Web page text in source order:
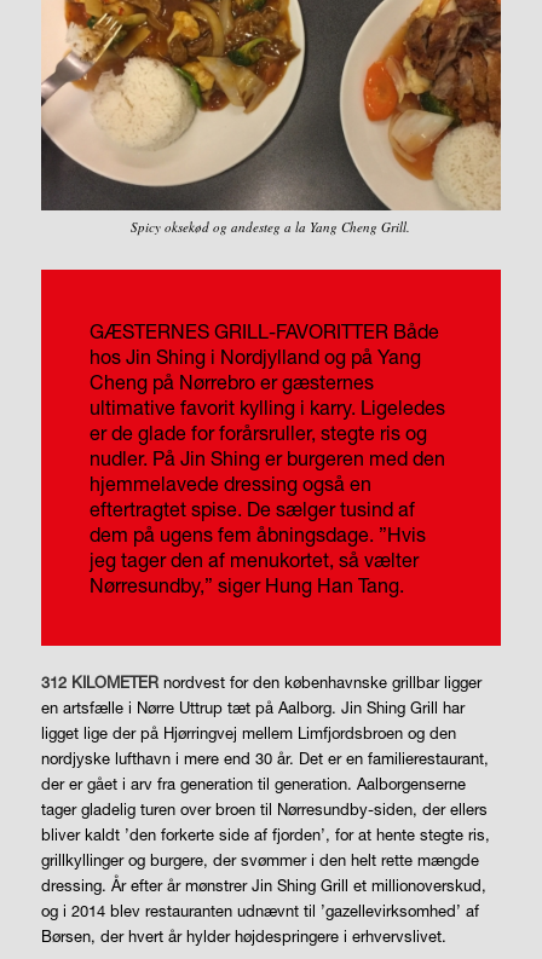
Spicy oksekød og andesteg a la Yang Cheng Grill.
GÆSTERNES GRILL-FAVORITTER Både
hos Jin Shing i Nordjylland og på Yang
Cheng på Nørrebro er gæsternes
ultimative favorit kylling i karry. Ligeledes
er de glade for forårsruller, stegte ris og
nudler. På Jin Shing er burgeren med den
hjemmelavede dressing også en
eftertragtet spise. De sælger tusind af
dem på ugens fem åbningsdage. ”Hvis
jeg tager den af menukortet, så vælter
Nørresundby,” siger Hung Han Tang.
312 KILOMETERnordvest for den københavnske grillbar ligger
en artsfælle i Nørre Uttrup tæt på Aalborg. Jin Shing Grill har
ligget lige der på Hjørringvej mellem Limfjordsbroen og den
nordjyske lufthavn i mere end 30 år. Det er en familierestaurant,
der er gået i arv fra generation til generation. Aalborgenserne
tager gladelig turen over broen til Nørresundby-siden, der ellers
bliver kaldt ’den forkerte side af fjorden’, for at hente stegte ris,
grillkyllinger og burgere, der svømmer i den helt rette mængde
dressing. År efter år mønstrer Jin Shing Grill et millionoverskud,
og i 2014 blev restauranten udnævnt til ’gazellevirksomhed’ af
Børsen, der hvert år hylder højdespringere i erhvervslivet.